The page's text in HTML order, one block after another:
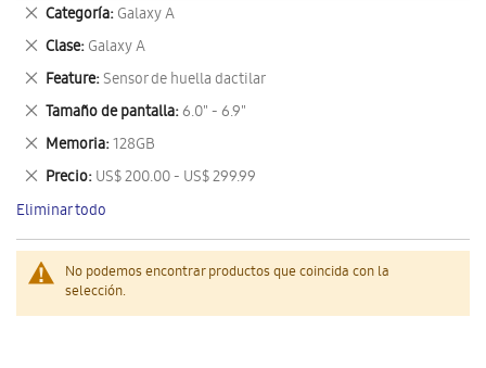
No podemos encontrar productos que coincida con la
selección.
Categoría Galaxy A
Eliminar
este
artículo
Clase Galaxy A
Eliminar
este
artículo
Feature Sensor de huella dactilar
Eliminar
este
artículo
Tamaño de pantalla 6.0" - 6.9"
Eliminar
este
artículo
Memoria 128GB
Eliminar
este
artículo
Precio US$ 200.00 - US$ 299.99
Eliminar
este
artículo
Eliminar todo